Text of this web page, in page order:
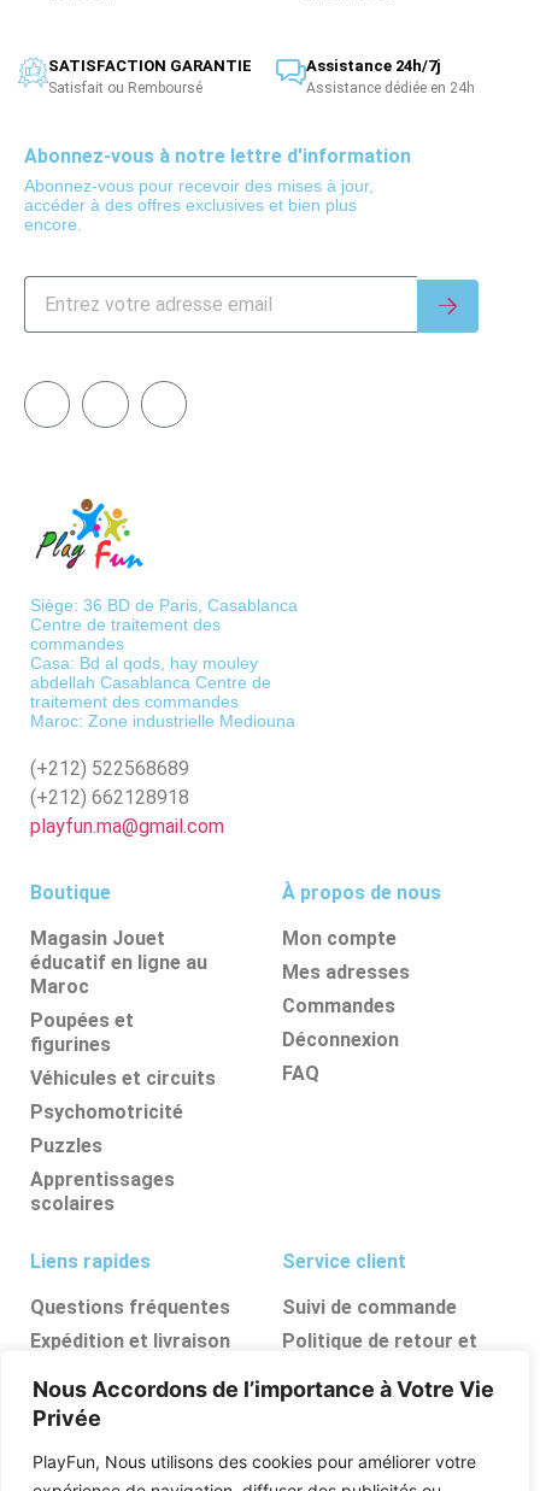
Nous Accordons de l’importance à Votre Vie
Privée
PlayFun, Nous utilisons des cookies pour améliorer votre
SATISFACTION GARANTIE
Satisfait ou Remboursé
Assistance 24h/7j
Assistance dédiée en 24h
Abonnez-vous à notre lettre d'information
Abonnez-vous pour recevoir des mises à jour,
accéder à des offres exclusives et bien plus
encore.
Siège: 36 BD de Paris, Casablanca
Centre de traitement des
commandes
Casa: Bd al qods, hay mouley
abdellah Casablanca Centre de
traitement des commandes
Maroc: Zone industrielle Mediouna
(+212) 522568689
(+212) 662128918
playfun.ma@gmail.com
Boutique
Magasin Jouet
éducatif en ligne au
Maroc
Poupées et
figurines
Véhicules et circuits
Psychomotricité
Puzzles
Apprentissages
scolaires
À propos de nous
Mon compte
Mes adresses
Commandes
Déconnexion
FAQ
Liens rapides
Questions fréquentes
Expédition et livraison
remboursements
Ressources, conseils et
astuces
Service client
Suivi de commande
Politique de retour et
FAQ